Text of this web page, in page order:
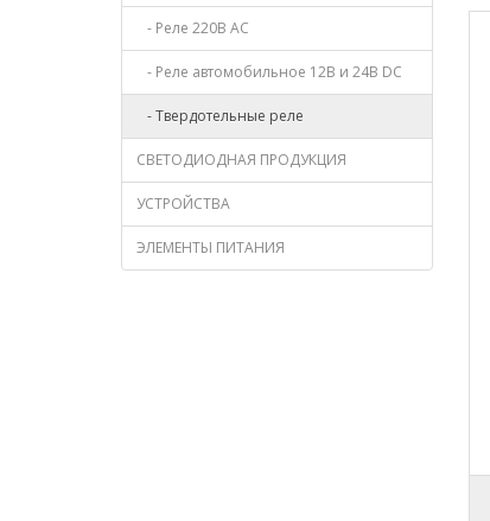
- Реле 220В AC
- Реле автомобильное 12В и 24В DC
- Твердотельные реле
СВЕТОДИОДНАЯ ПРОДУКЦИЯ
УСТРОЙСТВА
ЭЛЕМЕНТЫ ПИТАНИЯ